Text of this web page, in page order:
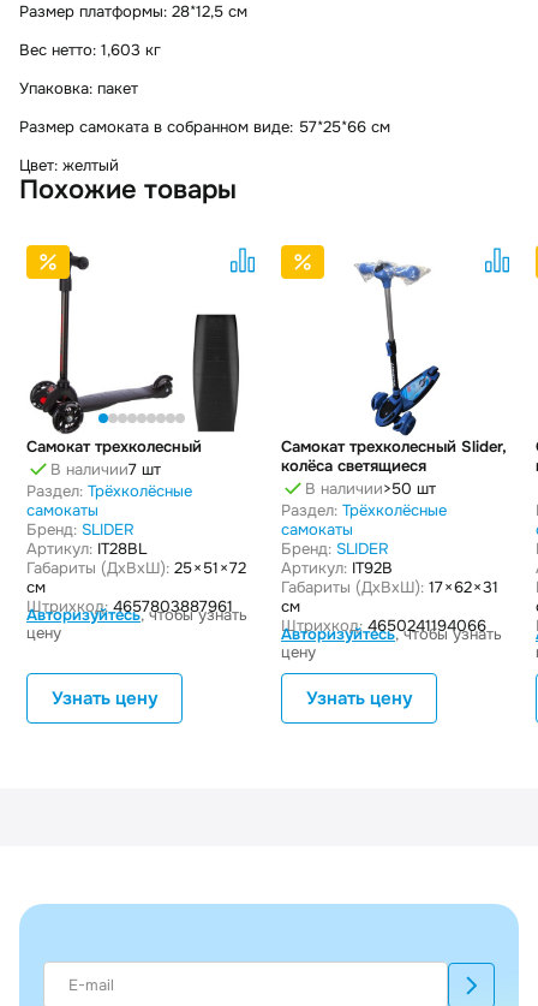
Размер платформы: 28*12,5 см
Вес нетто: 1,603 кг
Упаковка: пакет
Размер самоката в собранном виде: 57*25*66 см
Цвет: желтый
Похожие товары
Самокат трехколесный
В наличии7 шт
Раздел: Трёхколёсные
самокаты
Бренд: SLIDER
Артикул: IT28BL
Габариты (ДxВxШ): 25 × 51 × 72
см
Штрихкод: 4657803887961
Авторизуйтесь, чтобы узнать
цену
Узнать цену
Самокат трехколесный Slider,
колёса светящиеся
В наличии>50 шт
Раздел: Трёхколёсные
самокаты
Бренд: SLIDER
Артикул: IT92B
Габариты (ДxВxШ): 17 × 62 × 31
см
Штрихкод: 4650241194066
Авторизуйтесь, чтобы узнать
цену
Узнать цену